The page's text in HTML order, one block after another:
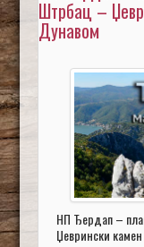
Штрбац –
Дунавом
НП Ђердап –
Џеврински